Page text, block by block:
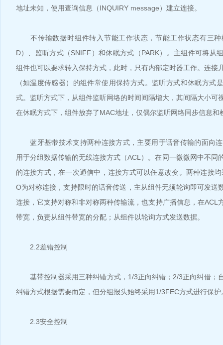
地址未知，使用查询信息（INQUIRY message）建立连接。
不传输数据时组件转入节能工作状态，节能工作状态有三种
D）、监听方式（SNIFF）和休眠方式（PARK）。主组件可将从
组件也可以要求转入保持方式，此时，只有内部定时器工作。连接
（如温度传感器）的组件常使用保持方式。监听方式和休眠方式
式。监听方式下，从组件监听网络的时间间隔增大，其间隔大小可
在休眠方式下，组件放弃了MAC地址，仅偶尔监听网络同步信息和
蓝牙基带技术支持两种连接方式，主要用于话音传输的面向连
用于分组数据传输的无线连接方式（ACL）。在同一微微网中不同
的连接方式，在一次通信中，连接方式可以任意改变。两种连接
O为对称连接，支持限时的话音传送，主从组件无须轮询即可发送
连接，它支持对称和非对称两种传输流，也支持广播信息，在ACL
带宽，负责从组件带宽的分配；从组件以轮询方式发送数据。
2.2差错控制
基带控制器采用三种纠错方式，1/3正向纠错；2/3正向纠借；
纠错方式根据需要而定，但分组报头始终采用1/3FEC方式进行保护
2.3安全控制